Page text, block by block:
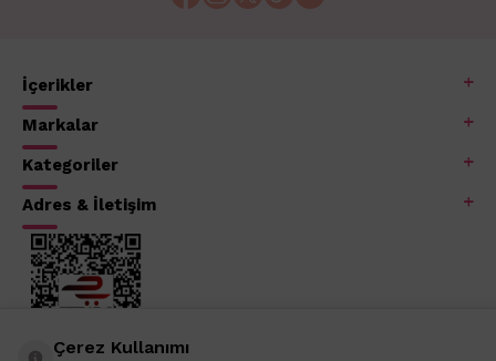
İçerikler
Markalar
Kategoriler
Adres & İletişim
Çerez Kullanımı